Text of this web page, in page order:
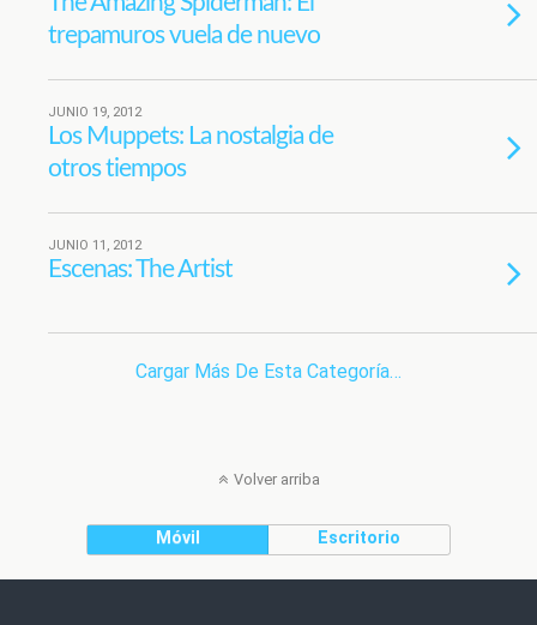
trepamuros vuela de nuevo
JUNIO 19, 2012
Los Muppets: La nostalgia de
otros tiempos
JUNIO 11, 2012
Escenas: The Artist
Cargar Más De Esta Categoría…
Volver arriba
Móvil Escritorio